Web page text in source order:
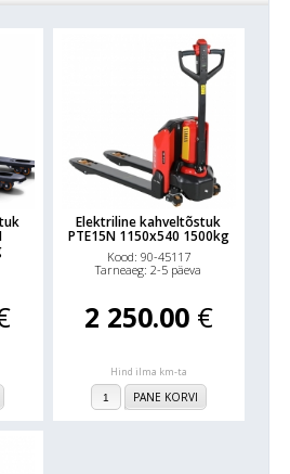
võivad olla varustatud ka
kiirendab komplekteerimist
Elektriline kahveltõstuk
PTE15N 1150x540 1500kg
Kood: 90-45117
Tarneaeg: 2-5 päeva
2 250.00 €
Hind ilma km-ta
PANE KORVI